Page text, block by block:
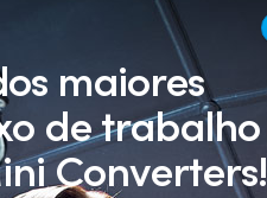
maiores
de trabalho
Converters!